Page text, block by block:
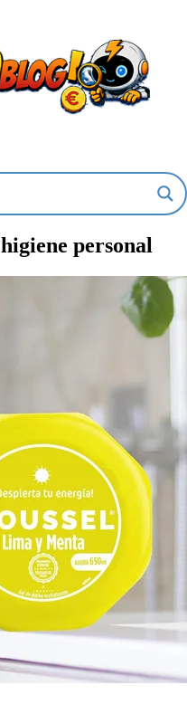
higiene personal